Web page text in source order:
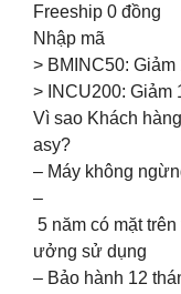
Freeship 0 đồng
Nhập mã
> BMINC50:
> INCU200: Giảm
Vì sao Khách
asy?
– Máy không
–
5 năm có mặt
ưởng sử dụng
– Bảo hành 12